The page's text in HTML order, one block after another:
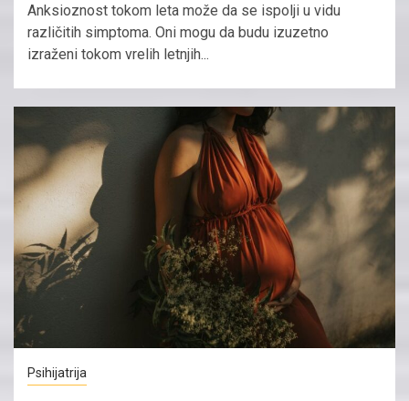
Anksioznost tokom leta može da se ispolji u vidu
različitih simptoma. Oni mogu da budu izuzetno
izraženi tokom vrelih letnjih...
Psihijatrija